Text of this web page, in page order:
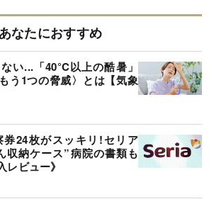
あなたにおすすめ
い...「40°C以上の酷暑」
う1つの脅威〉とは【気象
24枚がスッキリ!セリア
収納ケース”病院の書類も
ビュー》